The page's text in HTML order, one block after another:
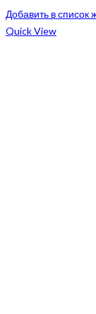
Добавить в список
Quick View